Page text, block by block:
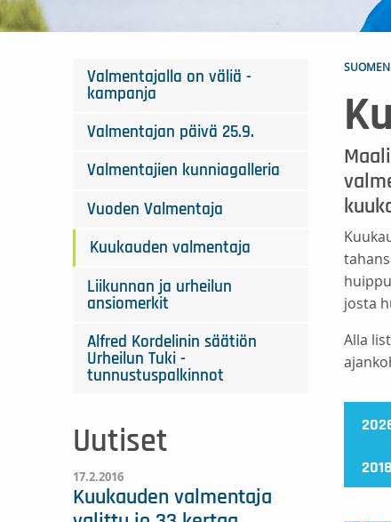
josta
Alla
Valmentajalla on väliä -
kampanja
Valmentajan päivä 25.9.
Valmentajien kunniagalleria
Vuoden Valmentaja
Kuukauden valmentaja
Liikunnan ja urheilun
ansiomerkit
Alfred Kordelinin säätiön
Urheilun Tuki -
tunnustuspalkinnot
Uutiset
17.2.2016
Kuukauden valmentaja